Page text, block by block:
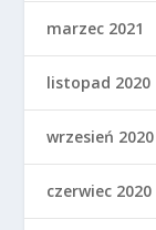
marzec 2021
listopad 2020
wrzesień 2020
czerwiec 2020